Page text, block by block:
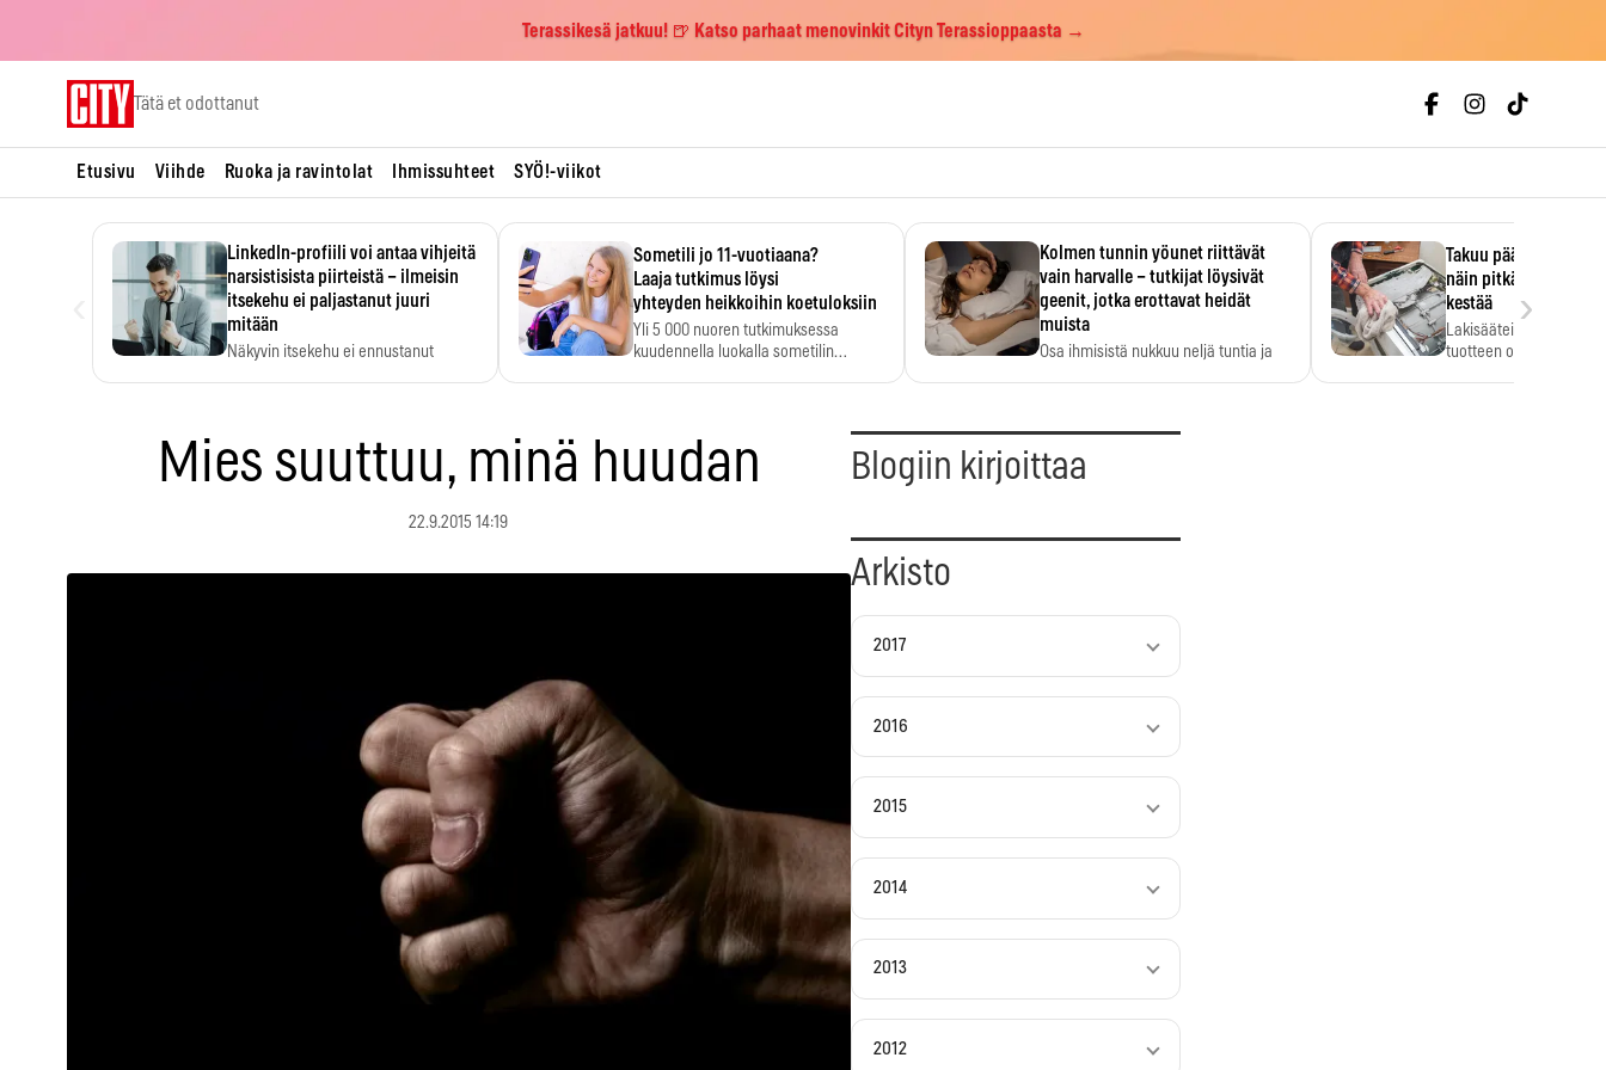
Terassikesä jatkuu! 🍺 Katso parhaat menovinkit Cityn Terassioppaasta →
Tätä et odottanut
Etusivu Viihde Ruoka ja ravintolat Ihmissuhteet SYÖ!-viikot
LinkedIn-profiili voi antaa vihjeitä
narsistisista piirteistä – ilmeisin
itsekehu ei paljastanut juuri
mitään
Näkyvin itsekehu ei ennustanut
Sometili jo 11-vuotiaana?
Laaja tutkimus löysi
yhteyden heikkoihin koetuloksiin
Yli 5 000 nuoren tutkimuksessa
kuudennella luokalla sometilin…
Kolmen tunnin yöunet riittävät
vain harvalle – tutkijat löysivät
geenit, jotka erottavat heidät
muista
Osa ihmisistä nukkuu neljä tuntia ja
Takuu päättyi,
näin pitkään
kestää
Lakisääteinen
tuotteen oletetun
›
Mies suuttuu, minä huudan
22.9.2015 14:19
Blogiin kirjoittaa
Arkisto
2017
2016
2015
2014
2013
2012